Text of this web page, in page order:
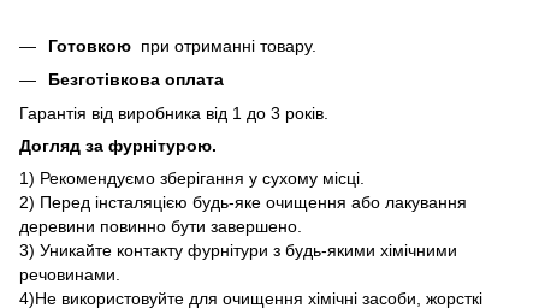
Готовкою при отриманні товару.
Безготівкова оплата
Гарантія від виробника від 1 до 3 років.
Догляд за фурнітурою.
1) Рекомендуємо зберігання у сухому місці.
2) Перед інсталяцією будь-яке очищення або лакування
деревини повинно бути завершено.
3) Уникайте контакту фурнітури з будь-якими хімічними
речовинами.
4)Не використовуйте для очищення хімічні засоби, жорсткі